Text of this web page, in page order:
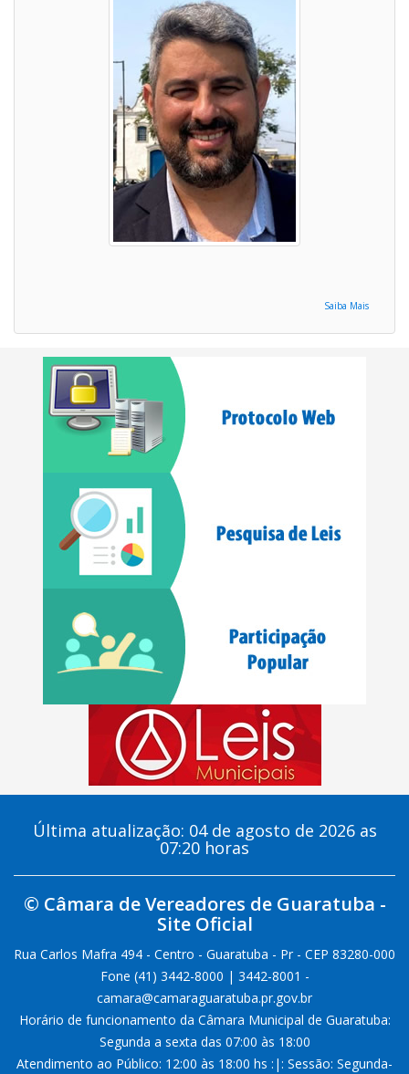
Saiba Mais
Última atualização: 04 de agosto de 2026 as
07:20 horas
© Câmara de Vereadores de Guaratuba -
Site Oficial
Rua Carlos Mafra 494 - Centro - Guaratuba - Pr - CEP 83280-000
Fone (41) 3442-8000 | 3442-8001 -
camara@camaraguaratuba.pr.gov.br
Horário de funcionamento da Câmara Municipal de Guaratuba:
Segunda a sexta das 07:00 às 18:00
Atendimento ao Público: 12:00 às 18:00 hs :|: Sessão: Segunda-